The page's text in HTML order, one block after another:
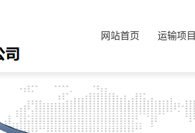
网站首页 运输项目